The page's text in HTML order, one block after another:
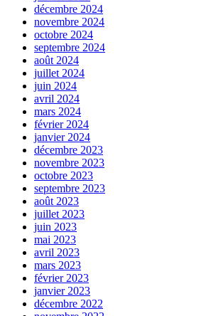
décembre 2024
novembre 2024
octobre 2024
septembre 2024
août 2024
juillet 2024
juin 2024
avril 2024
mars 2024
février 2024
janvier 2024
décembre 2023
novembre 2023
octobre 2023
septembre 2023
août 2023
juillet 2023
juin 2023
mai 2023
avril 2023
mars 2023
février 2023
janvier 2023
décembre 2022